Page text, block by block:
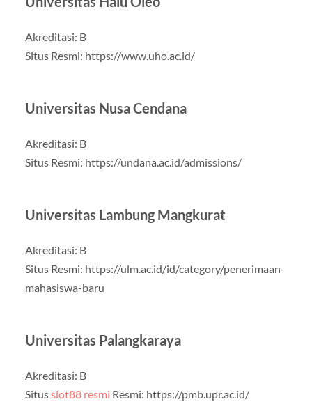
Akreditasi: B
Situs Resmi: https://www.uho.ac.id/
Universitas Nusa Cendana
Akreditasi: B
Situs Resmi: https://undana.ac.id/admissions/
Universitas Lambung Mangkurat
Akreditasi: B
Situs Resmi: https://ulm.ac.id/id/category/penerimaan-
mahasiswa-baru
Universitas Palangkaraya
Akreditasi: B
Situsslot88 resmi Resmi: https://pmb.upr.ac.id/